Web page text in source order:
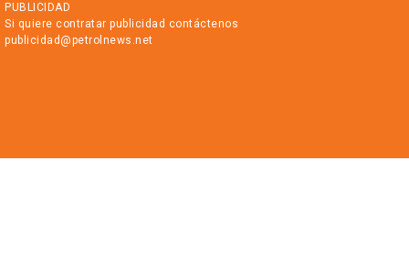
PUBLICIDAD
Si quiere contratar publicidad contáctenos
publicidad@petrolnews.net